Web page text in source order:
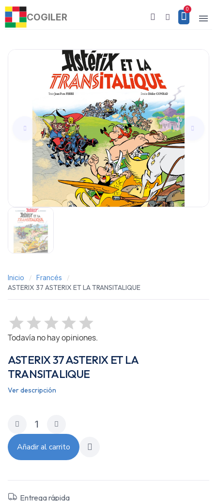
COGILER
Inicio Francés
ASTERIX 37 ASTERIX ET LA TRANSITALIQUE
Todavía no hay opiniones.
ASTERIX 37 ASTERIX ET LA
TRANSITALIQUE
Ver descripción
Añadir al carrito
Entrega rápida